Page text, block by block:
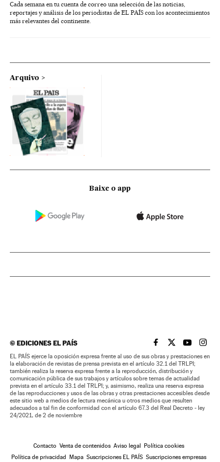
Cada semana en tu cuenta de correo una selección de las noticias,
reportajes y análisis de los periodistas de EL PAÍS con los acontecimientos
más relevantes del continente.
Arquivo
Baixe o app
©EDICIONES EL PAÍS EL PAÍS BRASIL EN
EL PAÍSEL PAÍS
EL
EL PAÍS ejerce la oposición expresa frente al uso de sus obras y prestaciones en
la elaboración de revistas de prensa prevista en el artículo 32.1 del TRLPI;
también realiza la reserva expresa frente a la reproducción, distribución y
comunicación pública de sus trabajos y artículos sobre temas de actualidad
prevista en el artículo 33.1 del TRLPI; y, asimismo, realiza una reserva expresa
de las reproducciones y usos de las obras y otras prestaciones accesibles desde
este sitio web a medios de lectura mecánica u otros medios que resulten
adecuados a tal fin de conformidad con el artículo 67.3 del Real Decreto - ley
24/2021, de 2 de noviembre
Contacto Venta de contenidos Aviso legal Política cookies
Política de privacidad Mapa Suscripciones EL PAÍS Suscripciones empresas